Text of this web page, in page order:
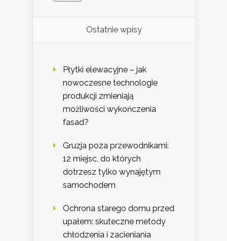
Ostatnie wpisy
Płytki elewacyjne – jak
nowoczesne technologie
produkcji zmieniają
możliwości wykończenia
fasad?
Gruzja poza przewodnikami:
12 miejsc, do których
dotrzesz tylko wynajętym
samochodem
Ochrona starego domu przed
upałem: skuteczne metody
chłodzenia i zacieniania